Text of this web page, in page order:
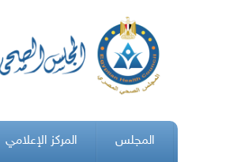
المجلس المركز الإعلامي